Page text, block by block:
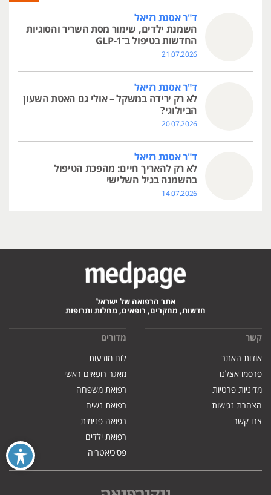
ד"ר אסנת רזיאל
השמנת ילדים, שימור מסת השריר והסוגיות
החדשות בטיפול ב־GLP-1
21.07.2026
ד"ר אסנת רזיאל
לא רק ירידה במשקל – אולי גם האטת השעון
הביולוגי?
20.07.2026
ד"ר אסנת רזיאל
לא רק להאריך חיים: מהפכת הטיפול
בהשמנה בגיל השלישי
14.07.2026
אתר הרפואה של ישראל
חדשות, מחקרים, רופאים, מחלות ותרופות
קשר
אודות האתר
פרסמו אצלנו
מדיניות פרטיות
הצהרת נגישות
צרו קשר
מדורים
לוח מודעות
מאגר רופאים ראשי
רפואת משפחה
רפואת נשים
רפואה פנימית
רפואת ילדים
פסיכיאטריה